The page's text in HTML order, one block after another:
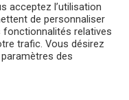
:
acceptez l’utilisation
de personnaliser
relatives
trafic. Vous désirez
des